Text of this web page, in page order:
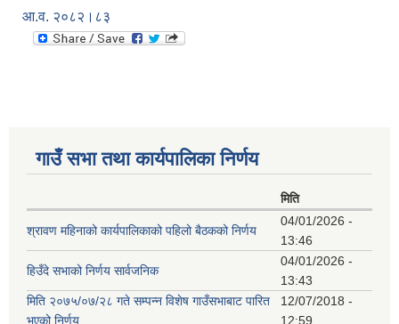
आ.व. २०८२।८३
गाउँ सभा तथा कार्यपालिका निर्णय
मिति
श्रावण महिनाको कार्यपालिकाको पहिलो बैठकको निर्णय
04/01/2026 -
13:46
हिउँदे सभाको निर्णय सार्वजनिक
04/01/2026 -
13:43
मिति २०७५/०७/२८ गते सम्पन्न विशेष गाउँसभाबाट पारित
भएको निर्णय
12/07/2018 -
12:59